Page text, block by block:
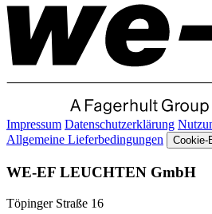
Impressum Datenschutzerklärung
Allgemeine Lieferbedingungen
Cookie-
WE-EF LEUCHTEN GmbH
Töpinger Straße 16